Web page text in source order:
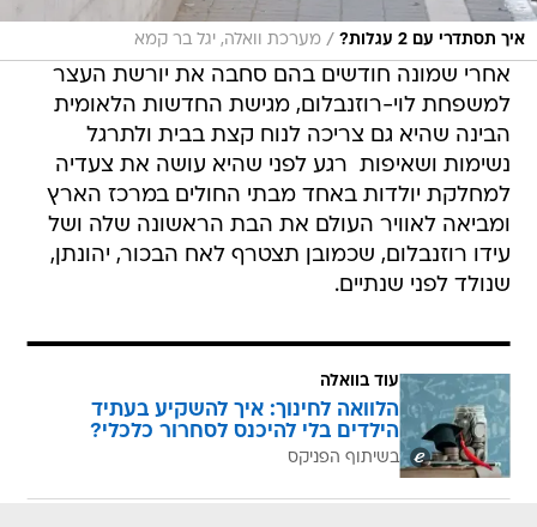
איך תסתדרי עם 2 עגלות? / מערכת וואלה, יגל בר קמא
אחרי שמונה חודשים בהם סחבה את יורשת העצר
למשפחת לוי-רוזנבלום, מגישת החדשות הלאומית
הבינה שהיא גם צריכה לנוח קצת בבית ולתרגל
נשימות ושאיפות  רגע לפני שהיא עושה את צעדיה
למחלקת יולדות באחד מבתי החולים במרכז הארץ
ומביאה לאוויר העולם את הבת הראשונה שלה ושל
עידו רוזנבלום, שכמובן תצטרף לאח הבכור, יהונתן,
שנולד לפני שנתיים.
עוד בוואלה
הלוואה לחינוך: איך להשקיע בעתיד
הילדים בלי להיכנס לסחרור כלכלי?
בשיתוף הפניקס